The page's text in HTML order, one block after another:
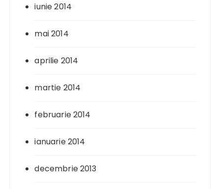
iunie 2014
mai 2014
aprilie 2014
martie 2014
februarie 2014
ianuarie 2014
decembrie 2013